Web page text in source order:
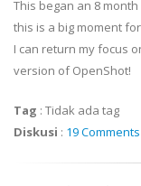
This began an 8
this is a big moment
I can return my focus
version of OpenShot!
Tag : Tidak ada tag
Diskusi : 19 Comments